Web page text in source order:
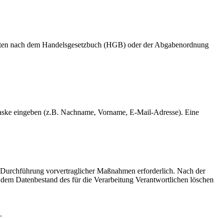
nach dem Handelsgesetzbuch (HGB) oder der Abgabenordnung
eingeben (z.B. Nachname, Vorname, E-Mail-Adresse). Eine
vorvertraglicher Maßnahmen erforderlich. Nach der
Datenbestand des für die Verarbeitung Verantwortlichen löschen